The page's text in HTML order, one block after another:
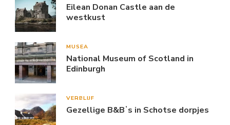
Eilean Donan Castle aan de
westkust
MUSEA
National Museum of Scotland in
Edinburgh
VERBLIJF
Gezellige B&Bʼs in Schotse dorpjes